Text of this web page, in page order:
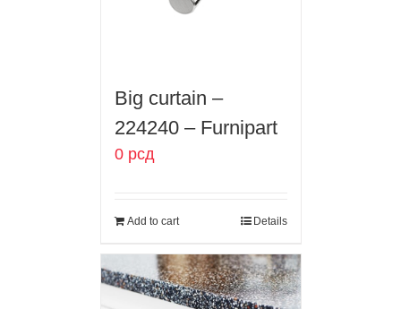
Big curtain –
224240 – Furnipart
0 рсд
Add to cart Details